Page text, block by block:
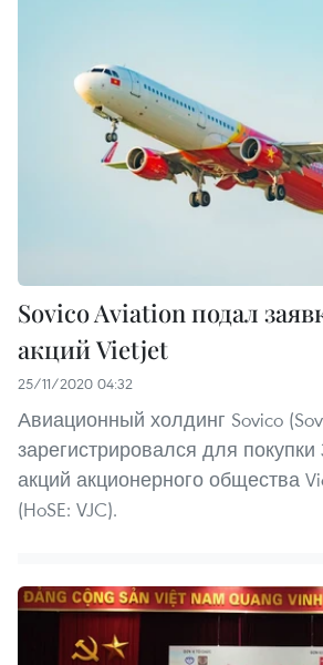
Sovico Aviation подал
акций Vietjet
25/11/2020 04:32
Авиационный холдинг Sovico
зарегистрировался для
акций акционерного общества
(HoSE: VJC).